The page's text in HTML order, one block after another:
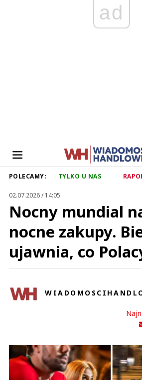
ad
POLECAMY: TYLKO U NAS
02.07.2026 / 14:05
Nocny mundial
nocne zakupy.
ujawnia, co